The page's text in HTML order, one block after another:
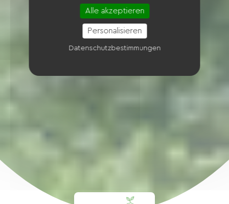
Alle akzeptieren
Personalisieren
Datenschutzbestimmungen